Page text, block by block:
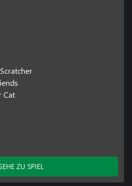
Cat
ZU SPIEL